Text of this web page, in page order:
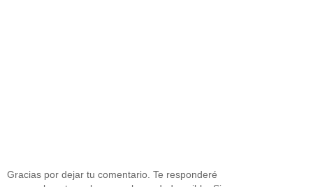
Gracias por dejar tu comentario. Te responderé